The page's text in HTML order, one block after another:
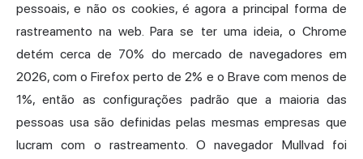
pessoais, e não os cookies, é agora a principal forma de
rastreamento na web. Para se ter uma ideia, o Chrome
detém cerca de 70% do mercado de navegadores em
2026, com o Firefox perto de 2% e o Brave com menos de
1%, então as configurações padrão que a maioria das
pessoas usa são definidas pelas mesmas empresas que
lucram com o rastreamento. O navegador Mullvad foi